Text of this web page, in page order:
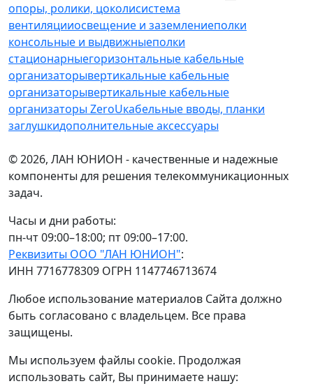
опоры, ролики, цоколиcистема
вентиляцииосвещение и заземлениеполки
консольные и выдвижныеполки
стационарныегоризонтальные кабельные
организаторывертикальные кабельные
организаторывертикальные кабельные
организаторы ZeroUкабельные вводы, планки
заглушкидополнительные аксессуары
© 2026, ЛАН ЮНИОН - качественные и надежные
компоненты для решения телекоммуникационных
задач.
Часы и дни работы:
пн-чт 09:00–18:00; пт 09:00–17:00.
Реквизиты ООО "ЛАН ЮНИОН":
ИНН 7716778309 ОГРН 1147746713674
Любое использование материалов Сайта должно
быть согласовано с владельцем. Все права
защищены.
Мы используем файлы cookie. Продолжая
использовать сайт, Вы принимаете нашу: